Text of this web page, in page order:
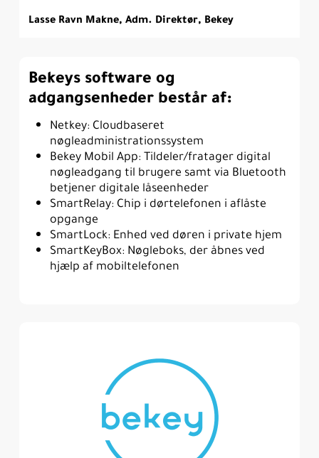
Lasse Ravn Makne, Adm. Direktør, Bekey
Bekeys software og
adgangsenheder består af:
Netkey: Cloudbaseret
nøgleadministrationssystem
Bekey Mobil App: Tildeler/fratager digital
nøgleadgang til brugere samt via Bluetooth
betjener digitale låseenheder
SmartRelay: Chip i dørtelefonen i aflåste
opgange
SmartLock: Enhed ved døren i private hjem
SmartKeyBox: Nøgleboks, der åbnes ved
hjælp af mobiltelefonen